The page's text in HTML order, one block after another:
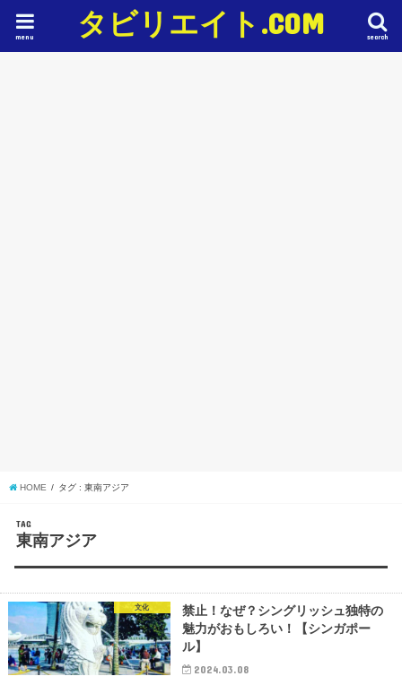
タビリエイト.COM search
menu
HOME タグ : 東南アジア
TAG
東南アジア
文化
禁止！なぜ？シングリッシュ独特の
魅力がおもしろい！【シンガポー
ル】
2024.03.08